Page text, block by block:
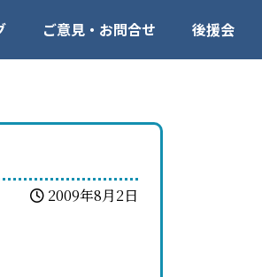
ご意見・お問合せ 後援会
2009年8月2日